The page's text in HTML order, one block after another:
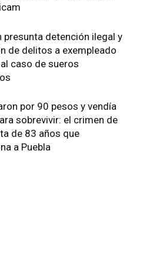
presunta detención ilegal y
de delitos a exempleado
caso de sueros
por 90 pesos y vendía
sobrevivir: el crimen de
de 83 años que
a Puebla